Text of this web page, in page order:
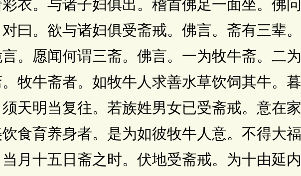
衣。与诸子妇俱出。稽首佛足一面坐。佛
曰。欲与诸妇俱受斋戒。佛言。斋有三辈
。愿闻何谓三斋。佛言。一为牧牛斋。二
牧牛斋者。如牧牛人求善水草饮饲其牛。
天明当复往。若族姓男女已受斋戒。意在
食育养身者。是为如彼牧牛人意。不得大
月十五日斋之时。伏地受斋戒。为十由延